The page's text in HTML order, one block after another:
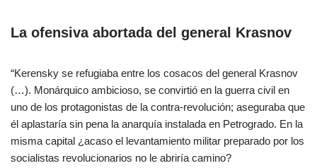
La ofensiva abortada del general Krasnov
“Kerensky se refugiaba entre los cosacos del general Krasnov
(…). Monárquico ambicioso, se convirtió en la guerra civil en
uno de los protagonistas de la contra-revolución; aseguraba que
él aplastaría sin pena la anarquía instalada en Petrogrado. En la
misma capital ¿acaso el levantamiento militar preparado por los
socialistas revolucionarios no le abriría camino?